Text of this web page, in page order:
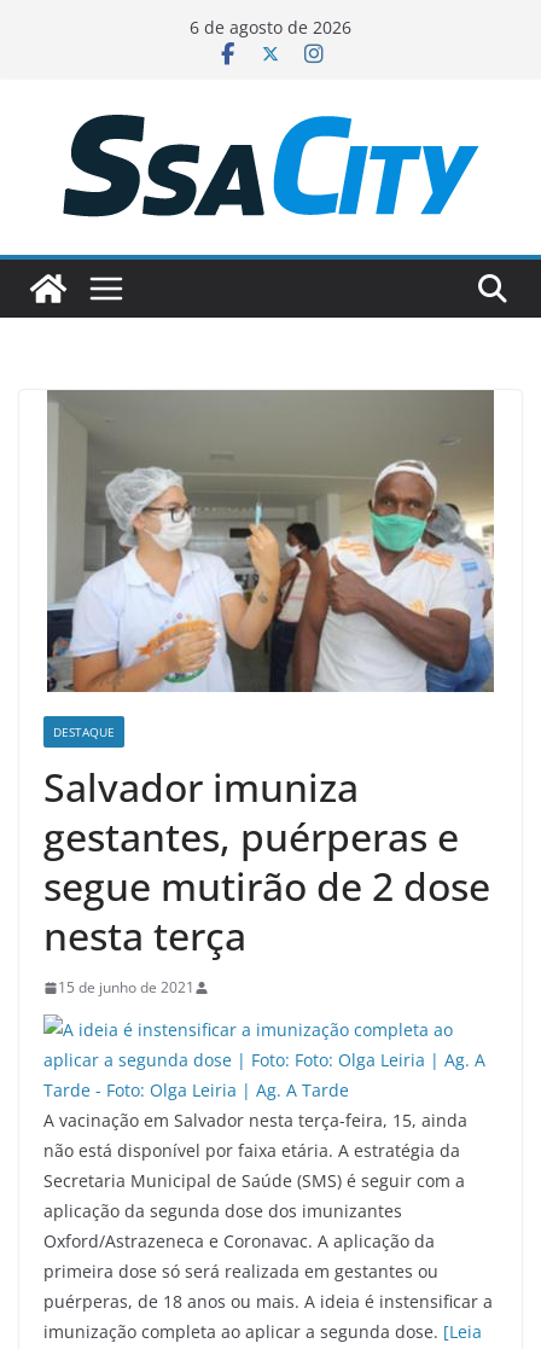
conteúdo
6 de agosto de 2026
DESTAQUE
Salvador imuniza
gestantes, puérperas e
segue mutirão de 2 dose
nesta terça
15 de junho de 2021
A vacinação em Salvador nesta terça-feira, 15, ainda
não está disponível por faixa etária. A estratégia da
Secretaria Municipal de Saúde (SMS) é seguir com a
aplicação da segunda dose dos imunizantes
Oxford/Astrazeneca e Coronavac. A aplicação da
primeira dose só será realizada em gestantes ou
puérperas, de 18 anos ou mais. A ideia é instensificar a
imunização completa ao aplicar a segunda dose. [Leia